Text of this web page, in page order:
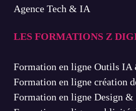
Agence Tech & IA
LES FORMATIONS Z
Formation en ligne Outils IA
Formation en ligne création
Formation en ligne Design &